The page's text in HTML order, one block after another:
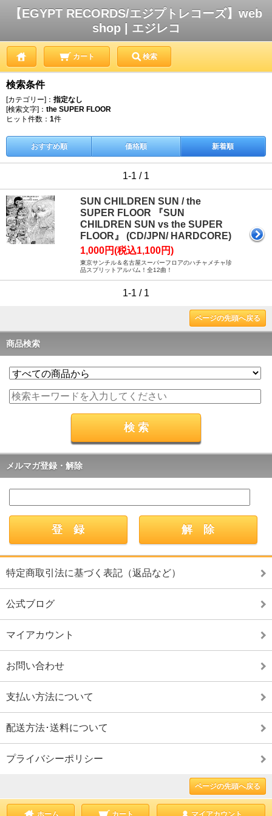
【EGYPT RECORDS/エジプトレコーズ】web
shop | エジレコ
カート 検索
検索条件
[カテゴリー]： 指定なし
[検索文字]： the SUPER FLOOR
ヒット件数： 1件
おすすめ順 価格順 新着順
1-1 / 1
SUN CHILDREN SUN / the
SUPER FLOOR 『SUN
CHILDREN SUN vs the SUPER
FLOOR』 (CD/JPN/ HARDCORE)
1,000円(税込1,100円)
東京サンチル＆名古屋スーパーフロアのハチャメチャ珍
品スプリットアルバム！全12曲！
1-1 / 1
ページの先頭へ戻る
商品検索
メルマガ登録・解除
特定商取引法に基づく表記（返品など）
公式ブログ
マイアカウント
お問い合わせ
支払い方法について
配送方法･送料について
プライバシーポリシー
ページの先頭へ戻る
ホーム カート マイアカウント